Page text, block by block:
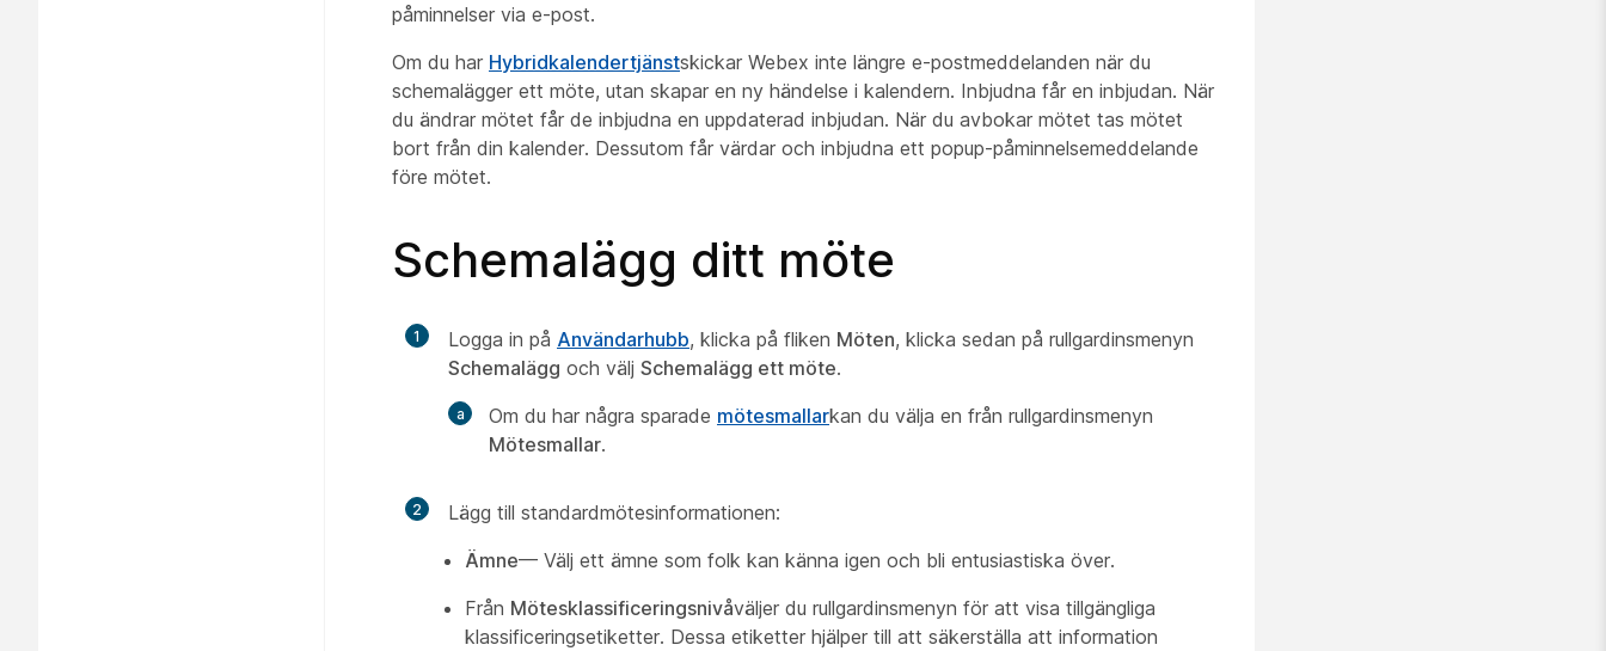
påminnelser via e-post.
Om du har Hybridkalendertjänstskickar Webex inte längre e-postmeddelanden när du
schemalägger ett möte, utan skapar en ny händelse i kalendern. Inbjudna får en inbjudan. När
du ändrar mötet får de inbjudna en uppdaterad inbjudan. När du avbokar mötet tas mötet
bort från din kalender. Dessutom får värdar och inbjudna ett popup-påminnelsemeddelande
före mötet.
Schemalägg ditt möte
1 Logga in på Användarhubb, klicka på fliken Möten, klicka sedan på rullgardinsmenyn
Schemalägg och välj Schemalägg ett möte.
Om du har några sparade mötesmallarkan du välja en från rullgardinsmenyn
Mötesmallar.
2
Lägg till standardmötesinformationen:
Ämne— Välj ett ämne som folk kan känna igen och bli entusiastiska över.
Från Mötesklassificeringsnivåväljer du rullgardinsmenyn för att visa tillgängliga
klassificeringsetiketter. Dessa etiketter hjälper till att säkerställa att information